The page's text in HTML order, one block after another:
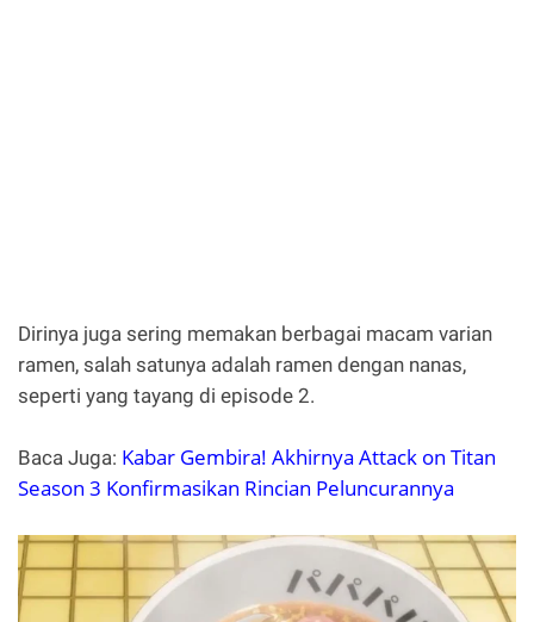
Dirinya juga sering memakan berbagai macam varian
ramen, salah satunya adalah ramen dengan nanas,
seperti yang tayang di episode 2.
Baca Juga: Kabar Gembira! Akhirnya Attack on Titan
Season 3 Konfirmasikan Rincian Peluncurannya